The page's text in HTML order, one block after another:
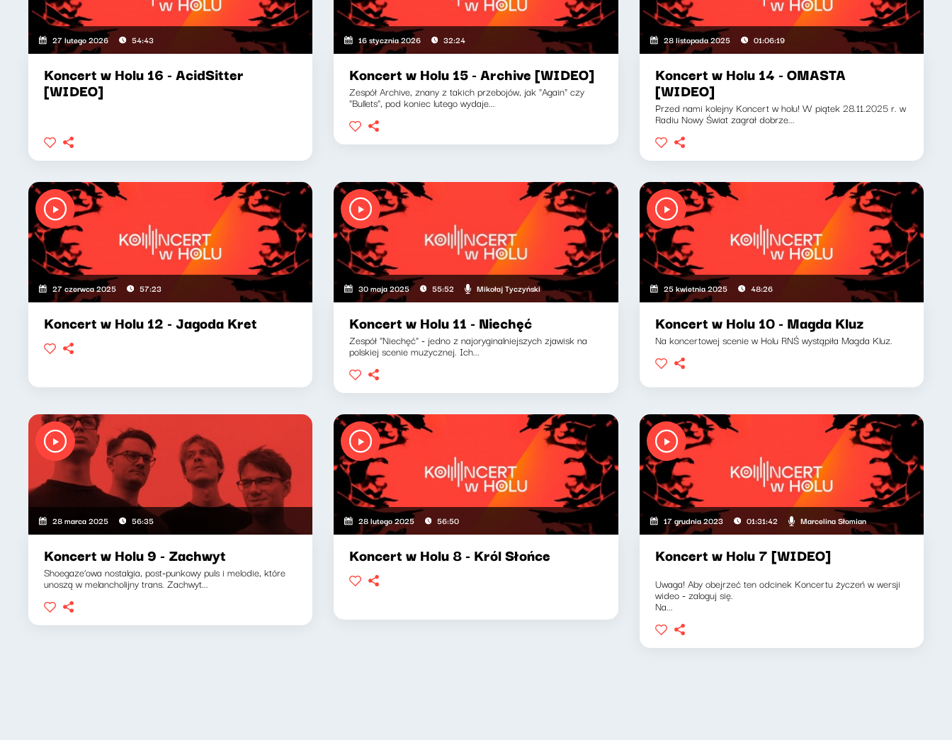
27 lutego 2026 54:43
Koncert w Holu 16 - AcidSitter
[WIDEO]
16 stycznia 2026 32:24
Koncert w Holu 15 - Archive [WIDEO]
Zespół Archive, znany z takich przebojów, jak "Again" czy
"Bullets", pod koniec lutego wydaje...
28 listopada 2025 01:06:19
Koncert w Holu 14 - OMASTA
[WIDEO]
Przed nami kolejny Koncert w holu! W piątek 28.11.2025 r. w
Radiu Nowy Świat zagrał dobrze...
27 czerwca 2025 57:23
Koncert w Holu 12 - Jagoda Kret
30 maja 2025 55:52 Mikołaj Tyczyński
Koncert w Holu 11 - Niechęć
Zespół "Niechęć" - jedno z najoryginalniejszych zjawisk na
polskiej scenie muzycznej. Ich...
25 kwietnia 2025 48:26
Koncert w Holu 10 - Magda Kluz
Na koncertowej scenie w Holu RNŚ wystąpiła Magda Kluz.
28 marca 2025 56:35
Koncert w Holu 9 - Zachwyt
Shoegaze’owa nostalgia, post-punkowy puls i melodie, które
unoszą w melancholijny trans. Zachwyt...
28 lutego 2025 56:50
Koncert w Holu 8 - Król Słońce
17 grudnia 2023 01:31:42 Marcelina Słomian
Koncert w Holu 7 [WIDEO]
Uwaga! Aby obejrzeć ten odcinek Koncertu życzeń w wersji
wideo - zaloguj się.
Na...